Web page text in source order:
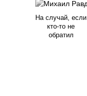
На случай, если
кто-то не
обратил